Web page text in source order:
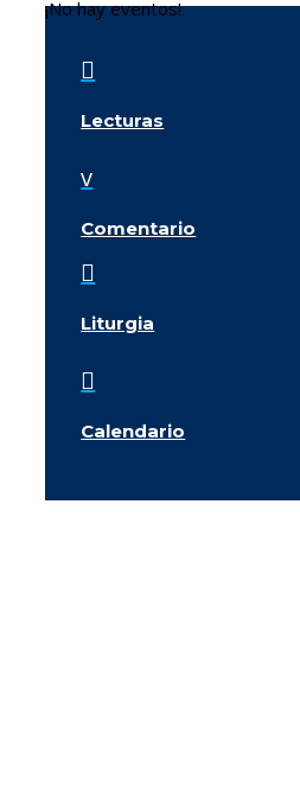
¡No hay eventos!

Lecturas
v
Comentario

Liturgia

Calendario